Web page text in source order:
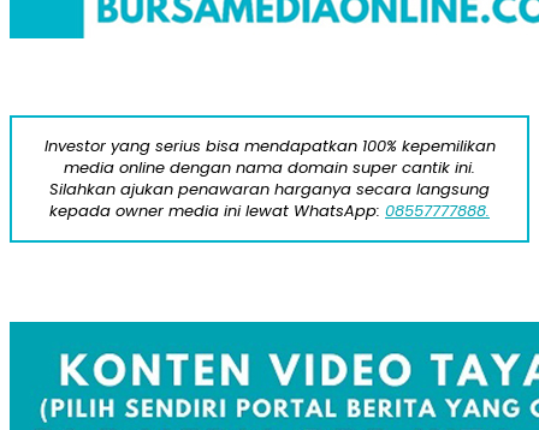
Investor yang serius bisa mendapatkan 100% kepemilikan
media online dengan nama domain super cantik ini.
Silahkan ajukan penawaran harganya secara langsung
kepada owner media ini lewat WhatsApp: 08557777888.